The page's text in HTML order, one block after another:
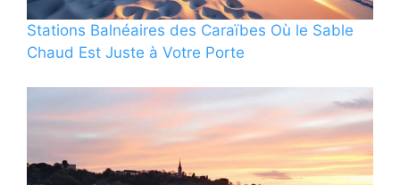
Stations Balnéaires des Caraïbes Où le Sable
Chaud Est Juste à Votre Porte